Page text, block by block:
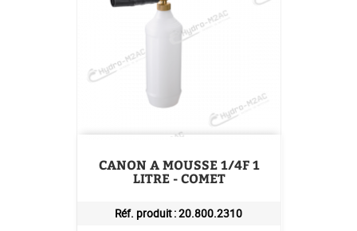
CANON A MOUSSE 1/4F 1
LITRE - COMET
Réf. produit :20.800.2310